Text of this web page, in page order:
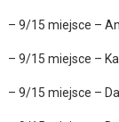
– 9/15 miejsce –
– 9/15 miejsce –
– 9/15 miejsce –